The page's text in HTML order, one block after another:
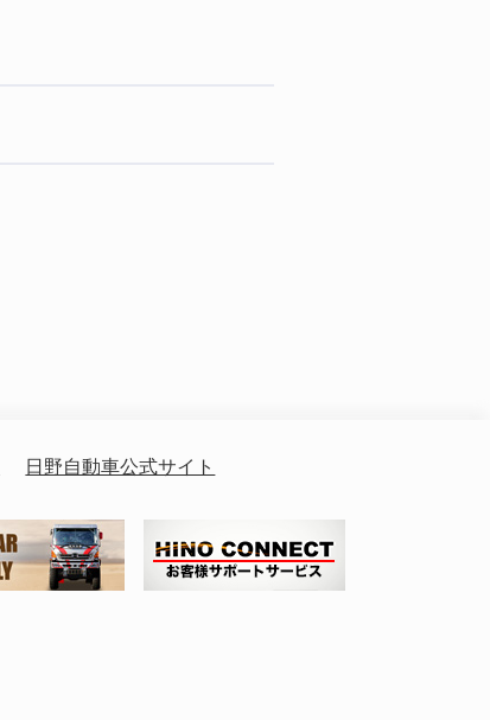
日野自動車公式サイト